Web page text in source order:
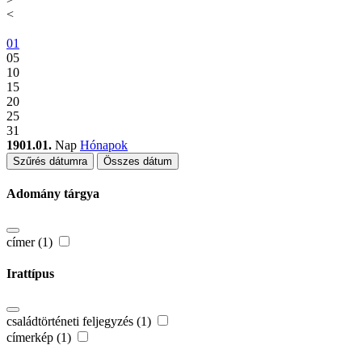
<
01
05
10
15
20
25
31
1901.01. Nap Hónapok
Szűrés dátumra Összes dátum
Adomány tárgya
címer (1)
Irattípus
családtörténeti feljegyzés (1)
címerkép (1)